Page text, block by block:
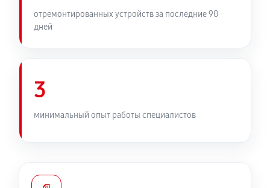
отремонтированных устройств за последние 90
дней
3
минимальный опыт работы специалистов